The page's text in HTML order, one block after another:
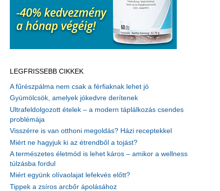
LEGFRISSEBB CIKKEK
A fűrészpálma nem csak a férfiaknak lehet jó
Gyümölcsök, amelyek jókedvre derítenek
Ultrafeldolgozott ételek – a modern táplálkozás csendes
problémája
Visszérre is van otthoni megoldás? Házi receptekkel
Miért ne hagyjuk ki az étrendből a tojást?
A természetes életmód is lehet káros – amikor a wellness
túlzásba fordul
Miért együnk olívaolajat lefekvés előtt?
Tippek a zsíros arcbőr ápolásához